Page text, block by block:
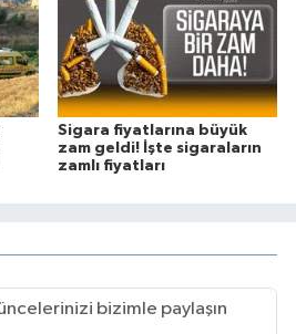
Sigara fiyatlarına büyük
zam geldi! İşte sigaraların
zamlı fiyatları